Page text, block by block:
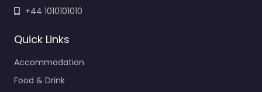
+44 1010101010
Quick Links
Accommodation
Food & Drink